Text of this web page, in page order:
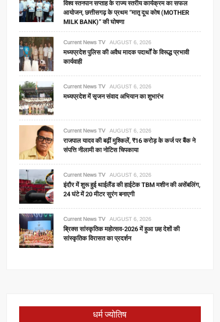
विश्व स्तनपान सप्ताह के राज्य स्तरीय कार्यक्रम का सफल
आयोजन, छत्तीसगढ़ के प्रथम “मातृ दूध कोष (MOTHER
MILK BANK)” की घोषणा
Current News TV AUGUST 6, 2026
मध्यप्रदेश पुलिस की अवैध मादक पदार्थों के विरूद्ध प्रभावी
कार्यवाही
Current News TV AUGUST 6, 2026
मध्यप्रदेश में सृजन संवाद अभियान का शुभारंभ
Current News TV AUGUST 6, 2026
राजपाल यादव की बढ़ीं मुश्किलें, ₹16 करोड़ के कर्ज पर बैंक ने
संपत्ति नीलामी का नोटिस चिपकाया
Current News TV AUGUST 6, 2026
इंदौर में शुरू हुई थाईलैंड की हाईटेक TBM मशीन की असेंबलिंग,
24 घंटे में 20 मीटर सुरंग बनाएगी
Current News TV AUGUST 6, 2026
ब्रिक्स सांस्कृतिक महोत्सव-2026 में हुआ छह देशों की
सांस्कृतिक विरासत का प्रदर्शन
धर्म ज्योतिष